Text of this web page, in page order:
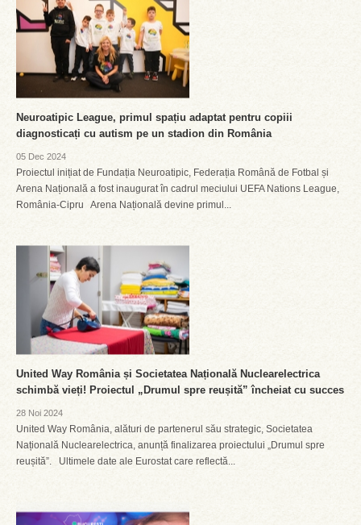
Neuroatipic League, primul spațiu adaptat pentru copiii
diagnosticați cu autism pe un stadion din România
05 Dec 2024
Proiectul inițiat de Fundația Neuroatipic, Federația Română de Fotbal și
Arena Națională a fost inaugurat în cadrul meciului UEFA Nations League,
România-Cipru Arena Națională devine primul...
United Way România și Societatea Națională Nuclearelectrica
schimbă vieți! Proiectul „Drumul spre reușită” încheiat cu succes
28 Noi 2024
United Way România, alături de partenerul său strategic, Societatea
Națională Nuclearelectrica, anunță finalizarea proiectului „Drumul spre
reușită”. Ultimele date ale Eurostat care reflectă...